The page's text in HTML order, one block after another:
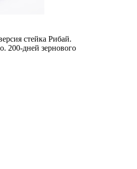
стейка Рибай.
200-дней зернового